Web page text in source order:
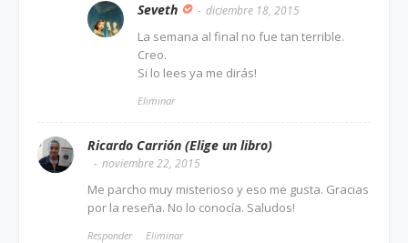
Seveth diciembre 18, 2015
La semana al final no fue tan terrible.
Creo.
Si lo lees ya me dirás!
Eliminar
Ricardo Carrión (Elige un libro)
noviembre 22, 2015
Me parcho muy misterioso y eso me gusta. Gracias
por la reseña. No lo conocía. Saludos!
Responder Eliminar